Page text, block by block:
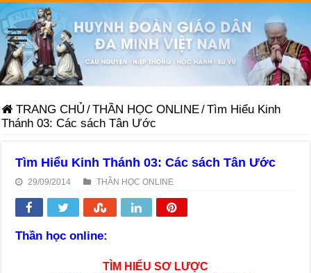
TRANG CHỦ /THẦN HỌC ONLINE/Tìm Hiểu Kinh
Thánh 03: Các sách Tân Ước
Tìm Hiểu Kinh Thánh 03: Các sách Tân Ước
29/09/2014 THẦN HỌC ONLINE
Thần học online:
TÌM HIỂU SƠ LƯỢC